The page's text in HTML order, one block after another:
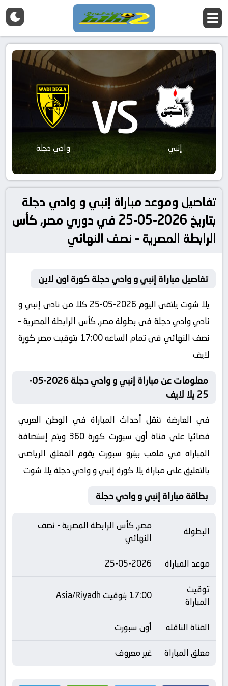
إنبي VS وادي دجلة
تفاصيل وموعد مباراة إنبي و وادي دجلة
بتاريخ 2026-05-25 في دوري مصر, كأس
الرابطة المصرية – نصف النهائي
تفاصيل مباراة إنبي و وادي دجلة كورة اون لاين
يلا شوت يلتقى اليوم 2026-05-25 كلا من نادى إنبي و
نادي وادي دجلة فى بطولة مصر, كأس الرابطة المصرية –
نصف النهائي فى تمام الساعه 17:00 بتوقيت مصر كورة
لايف
معلومات عن مباراة إنبي و وادي دجلة 2026-05-
25 يلا لايف
في العارضة تنقل أحداث المباراة في الوطن العربي
فضائيا على قناة أون سبورت كورة 360 ويتم إستضافة
المباراه في ملعب بيترو سبورت يقوم المعلق الرياضى
بالتعليق على مباراة يلا كورة إنبي و وادي دجلة يلا شوت
بطاقة مباراة إنبي و وادي دجلة
البطولة
مصر, كأس الرابطة المصرية - نصف
النهائي
موعد المباراة
25-05-2026
توقيت
المباراة
17:00 بتوقيت Asia/Riyadh
القناة الناقله
أون سبورت
معلق المباراة
غير معروف